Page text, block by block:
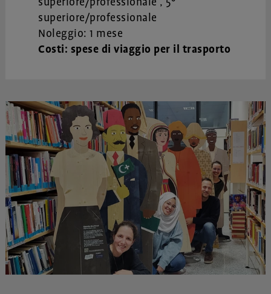
superiore/professionale
Noleggio: 1 mese
Costi: spese di viaggio per il trasporto